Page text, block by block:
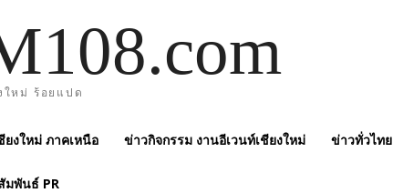
ใหม่ ร้อยแปด
ยงใหม่ ภาคเหนือ ข่าวกิจกรรม งานอีเวนท์เชียงใหม่ ข่าวทั่วไทย
มพันธ์ PR